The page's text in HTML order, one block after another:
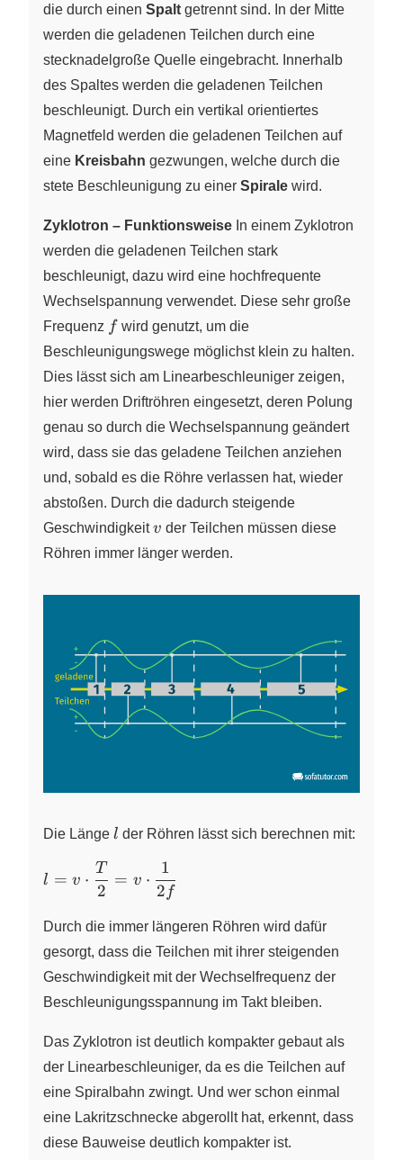
die durch einen Spalt getrennt sind. In der Mitte
werden die geladenen Teilchen durch eine
stecknadelgroße Quelle eingebracht. Innerhalb
des Spaltes werden die geladenen Teilchen
beschleunigt. Durch ein vertikal orientiertes
Magnetfeld werden die geladenen Teilchen auf
eine Kreisbahn gezwungen, welche durch die
stete Beschleunigung zu einer Spirale wird.
Zyklotron – Funktionsweise In einem Zyklotron
werden die geladenen Teilchen stark
beschleunigt, dazu wird eine hochfrequente
Wechselspannung verwendet. Diese sehr große
Frequenz ff wird genutzt, um die
Beschleunigungswege möglichst klein zu halten.
Dies lässt sich am Linearbeschleuniger zeigen,
hier werden Driftröhren eingesetzt, deren Polung
genau so durch die Wechselspannung geändert
wird, dass sie das geladene Teilchen anziehen
und, sobald es die Röhre verlassen hat, wieder
abstoßen. Durch die dadurch steigende
Geschwindigkeitv
v der Teilchen müssen diese
Röhren immer länger werden.
Die Länge l
l der Röhren lässt sich berechnen mit:
l=v\cdot
\dfrac{T}
\dfrac{1}
{2f}
l = v ⋅
2
T
= v ⋅
2 f
1
Durch die immer längeren Röhren wird dafür
gesorgt, dass die Teilchen mit ihrer steigenden
Geschwindigkeit mit der Wechselfrequenz der
Beschleunigungsspannung im Takt bleiben.
Das Zyklotron ist deutlich kompakter gebaut als
der Linearbeschleuniger, da es die Teilchen auf
eine Spiralbahn zwingt. Und wer schon einmal
eine Lakritzschnecke abgerollt hat, erkennt, dass
diese Bauweise deutlich kompakter ist.